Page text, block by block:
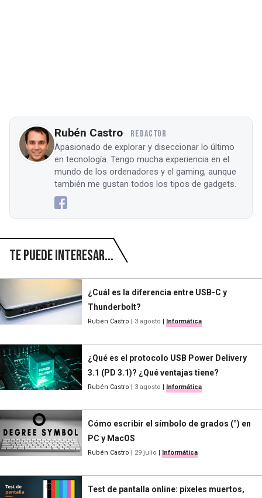
Rubén Castro REDACTOR
Apasionado de explorar y diseccionar lo último
en tecnología. Tengo mucha experiencia en el
mundo de los ordenadores y el gaming, aunque
también me gustan todos los tipos de gadgets.
Te puede interesar...
¿Cuál es la diferencia entre USB-C y
Thunderbolt?
Rubén Castro | 3 agosto | Informática
¿Qué es el protocolo USB Power Delivery
3.1 (PD 3.1)? ¿Qué ventajas tiene?
Rubén Castro | 3 agosto | Informática
Cómo escribir el símbolo de grados (°) en
PC y MacOS
Rubén Castro | 29 julio | Informática
Test de pantalla online: píxeles muertos,